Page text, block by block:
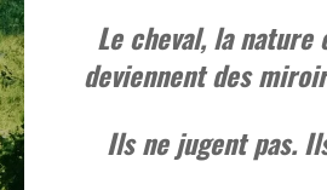
Le cheval, la nature
deviennent des
Ils ne jugent pas.